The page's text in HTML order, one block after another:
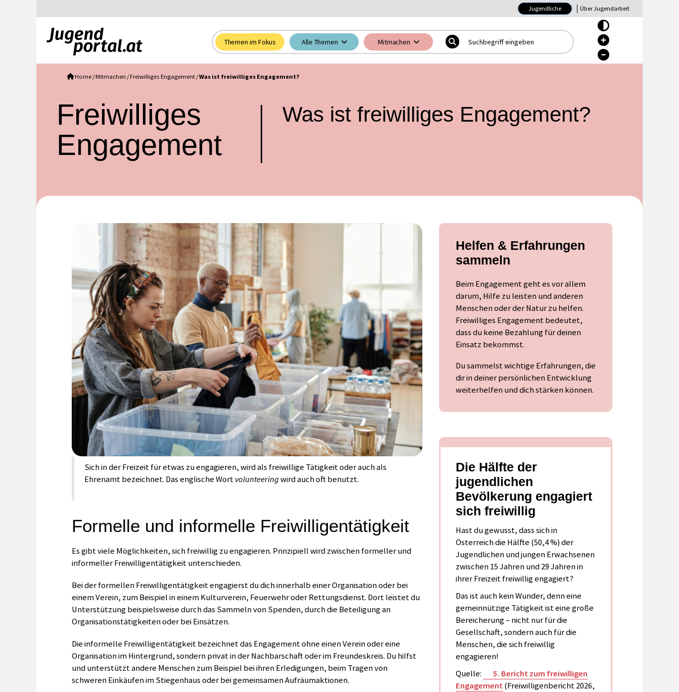
Jugendliche Über Jugendarbeit
Themen im Fokus Alle Themen Mitmachen
Hoher Kontrast Ein/Aus
Hoher Kontrast Ein/Aus
Hoher Kontrast Ein/Aus
Home /Mitmachen /Freiwilliges Engagement /Was ist freiwilliges Engagement?
Freiwilliges
Engagement
Was ist freiwilliges Engagement?
Sich in der Freizeit für etwas zu engagieren, wird als freiwillige Tätigkeit oder auch als
Ehrenamt bezeichnet. Das englische Wortvolunteeringwird auch oft benutzt.
Formelle und informelle Freiwilligentätigkeit
Es gibt viele Möglichkeiten, sich freiwillig zu engagieren. Prinzipiell wird zwischen formeller und
informeller Freiwilligentätigkeit unterschieden.
Bei der formellen Freiwilligentätigkeit engagierst du dich innerhalb einer Organisation oder bei
einem Verein, zum Beispiel in einem Kulturverein, Feuerwehr oder Rettungsdienst. Dort leistet du
Unterstützung beispielsweise durch das Sammeln von Spenden, durch die Beteiligung an
Organisationstätigkeiten oder bei Einsätzen.
Die informelle Freiwilligentätigkeit bezeichnet das Engagement ohne einen Verein oder eine
Organisation im Hintergrund, sondern privat in der Nachbarschaft oder im Freundeskreis. Du hilfst
und unterstützt andere Menschen zum Beispiel bei ihren Erledigungen, beim Tragen von
schweren Einkäufen im Stiegenhaus oder bei gemeinsamen Aufräumaktionen.
Helfen & Erfahrungen
sammeln
Beim Engagement geht es vor allem
darum, Hilfe zu leisten und anderen
Menschen oder der Natur zu helfen.
Freiwilliges Engagement bedeutet,
dass du keine Bezahlung für deinen
Einsatz bekommst.
Du sammelst wichtige Erfahrungen, die
dir in deiner persönlichen Entwicklung
weiterhelfen und dich stärken können.
Die Hälfte der
jugendlichen
Bevölkerung engagiert
sich freiwillig
Hast du gewusst, dass sich in
Österreich die Hälfte (50,4 %) der
Jugendlichen und jungen Erwachsenen
zwischen 15 Jahren und 29 Jahren in
ihrer Freizeit freiwillig engagiert?
Das ist auch kein Wunder, denn eine
gemeinnützige Tätigkeit ist eine große
Bereicherung – nicht nur für die
Gesellschaft, sondern auch für die
Menschen, die sich freiwillig
engagieren!
Quelle:
5. Bericht zum freiwilligen
Engagement(Freiwilligenbericht 2026,